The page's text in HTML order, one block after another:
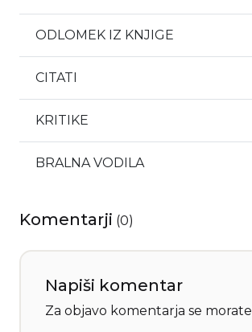
ODLOMEK IZ KNJIGE
CITATI
KRITIKE
BRALNA VODILA
Komentarji (0)
Napiši komentar
Za objavo komentarja se morate